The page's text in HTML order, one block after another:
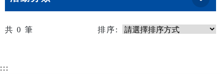
共 0 筆 排序:
:::